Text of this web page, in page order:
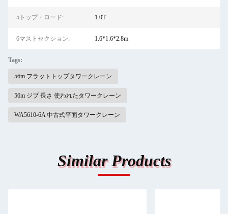
5トップ・ロード: 1.0T
6マストセクション: 1.6*1.6*2.8m
Tags:
56m フラットトップタワークレーン
56m ジブ 長さ 使われたタワークレーン
WA5610-6A 中古式平面タワークレーン
Similar Products